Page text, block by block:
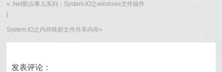
« .Net那点事儿系列：System.IO之windows文件操作
System.IO之内存映射文件共享内存»
发表评论：